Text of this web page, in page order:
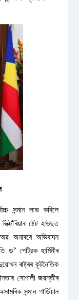
সন্মান লাভ কৰিলে
ষ্টেট হাউছত
অৱ অনাৰৰে অভিবাদন
ড° পেট্রিক হার্মিনীৰ
ৰাষ্ট্ৰৰ কূটনৈতিক
সোণালী জয়ন্তীৰ
সন্মান গার্ডিয়ান